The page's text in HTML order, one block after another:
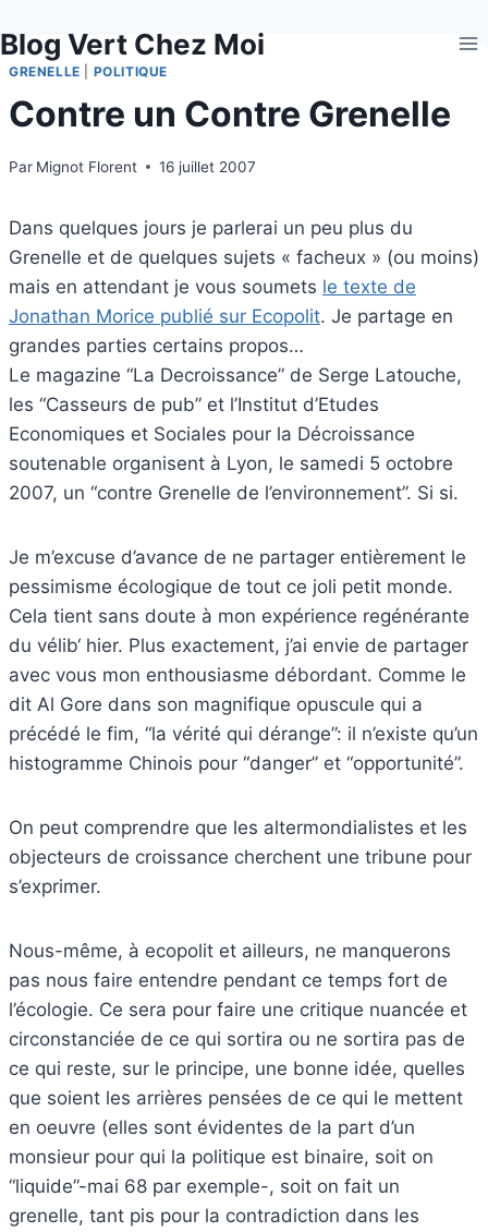
au
contenu
Blog Vert Chez Moi
GRENELLE POLITIQUE
Contre un Contre Grenelle
Par Mignot Florent 16 juillet 2007
Dans quelques jours je parlerai un peu plus du
Grenelle et de quelques sujets « facheux » (ou moins)
mais en attendant je vous soumets le texte de
Jonathan Morice publié sur Ecopolit. Je partage en
grandes parties certains propos…
Le magazine “La Decroissance” de Serge Latouche,
les “Casseurs de pub” et l’Institut d’Etudes
Economiques et Sociales pour la Décroissance
soutenable organisent à Lyon, le samedi 5 octobre
2007, un “contre Grenelle de l’environnement”. Si si.
Je m’excuse d’avance de ne partager entièrement le
pessimisme écologique de tout ce joli petit monde.
Cela tient sans doute à mon expérience regénérante
du vélib‘ hier. Plus exactement, j’ai envie de partager
avec vous mon enthousiasme débordant. Comme le
dit Al Gore dans son magnifique opuscule qui a
précédé le fim, “la vérité qui dérange”: il n’existe qu’un
histogramme Chinois pour “danger” et “opportunité”.
On peut comprendre que les altermondialistes et les
objecteurs de croissance cherchent une tribune pour
s’exprimer.
Nous-même, à ecopolit et ailleurs, ne manquerons
pas nous faire entendre pendant ce temps fort de
l’écologie. Ce sera pour faire une critique nuancée et
circonstanciée de ce qui sortira ou ne sortira pas de
ce qui reste, sur le principe, une bonne idée, quelles
que soient les arrières pensées de ce qui le mettent
en oeuvre (elles sont évidentes de la part d’un
monsieur pour qui la politique est binaire, soit on
“liquide”-mai 68 par exemple-, soit on fait un
grenelle, tant pis pour la contradiction dans les